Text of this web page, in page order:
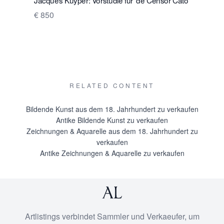
€ 850
RELATED CONTENT
Bildende Kunst aus dem 18. Jahrhundert zu verkaufen
Antike Bildende Kunst zu verkaufen
Zeichnungen & Aquarelle aus dem 18. Jahrhundert zu
verkaufen
Antike Zeichnungen & Aquarelle zu verkaufen
Artlistings verbindet Sammler und Verkaeufer, um